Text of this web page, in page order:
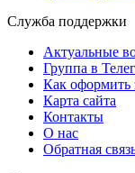
Служба поддержки
Актуальные
Группа в
Как оформить
Карта сайта
Контакты
О нас
Обратная